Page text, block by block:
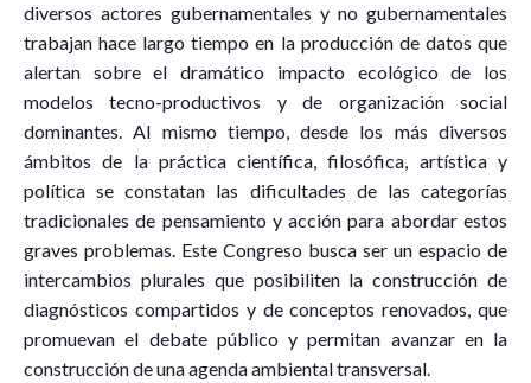
diversos actores gubernamentales y no gubernamentales
trabajan hace largo tiempo en la producción de datos que
alertan sobre el dramático impacto ecológico de los
modelos tecno-productivos y de organización social
dominantes. Al mismo tiempo, desde los más diversos
ámbitos de la práctica científica, filosófica, artística y
política se constatan las dificultades de las categorías
tradicionales de pensamiento y acción para abordar estos
graves problemas. Este Congreso busca ser un espacio de
intercambios plurales que posibiliten la construcción de
diagnósticos compartidos y de conceptos renovados, que
promuevan el debate público y permitan avanzar en la
construcción de una agenda ambiental transversal.